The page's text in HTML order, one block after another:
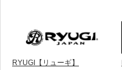
RYUGI【リューギ】